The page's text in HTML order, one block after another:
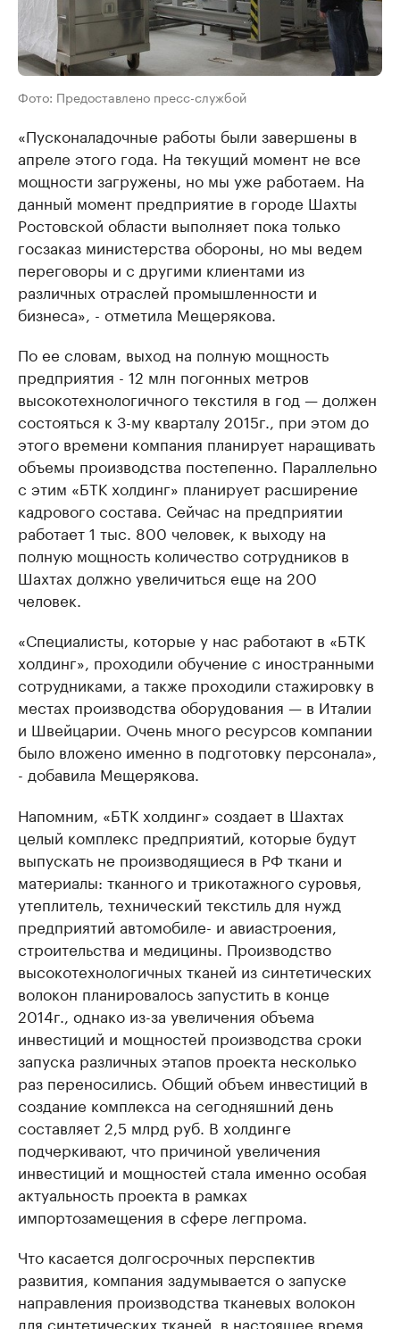
Фото: Предоставлено пресс-службой
«Пусконаладочные работы были завершены в
апреле этого года. На текущий момент не все
мощности загружены, но мы уже работаем. На
данный момент предприятие в городе Шахты
Ростовской области выполняет пока только
госзаказ министерства обороны, но мы ведем
переговоры и с другими клиентами из
различных отраслей промышленности и
бизнеса», - отметила Мещерякова.
По ее словам, выход на полную мощность
предприятия - 12 млн погонных метров
высокотехнологичного текстиля в год — должен
состояться к 3-му кварталу 2015г., при этом до
этого времени компания планирует наращивать
объемы производства постепенно. Параллельно
с этим «БТК холдинг» планирует расширение
кадрового состава. Сейчас на предприятии
работает 1 тыс. 800 человек, к выходу на
полную мощность количество сотрудников в
Шахтах должно увеличиться еще на 200
человек.
«Специалисты, которые у нас работают в «БТК
холдинг», проходили обучение с иностранными
сотрудниками, а также проходили стажировку в
местах производства оборудования — в Италии
и Швейцарии. Очень много ресурсов компании
было вложено именно в подготовку персонала»,
- добавила Мещерякова.
Напомним, «БТК холдинг» создает в Шахтах
целый комплекс предприятий, которые будут
выпускать не производящиеся в РФ ткани и
материалы: тканного и трикотажного суровья,
утеплитель, технический текстиль для нужд
предприятий автомобиле- и авиастроения,
строительства и медицины. Производство
высокотехнологичных тканей из синтетических
волокон планировалось запустить в конце
2014г., однако из-за увеличения объема
инвестиций и мощностей производства сроки
запуска различных этапов проекта несколько
раз переносились. Общий объем инвестиций в
создание комплекса на сегодняшний день
составляет 2,5 млрд руб. В холдинге
подчеркивают, что причиной увеличения
инвестиций и мощностей стала именно особая
актуальность проекта в рамках
импортозамещения в сфере легпрома.
Что касается долгосрочных перспектив
развития, компания задумывается о запуске
направления производства тканевых волокон
для синтетических тканей, в настоящее время